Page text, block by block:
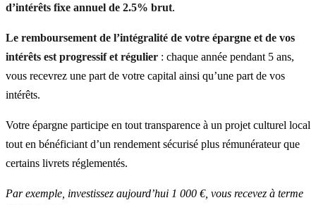
d’intérêts fixe annuel de 2.5% brut.
Le remboursement de l’intégralité de votre épargne et de vos
intérêts est progressif et régulier : chaque année pendant 5 ans,
vous recevrez une part de votre capital ainsi qu’une part de vos
intérêts.
Votre épargne participe en tout transparence à un projet culturel local
tout en bénéficiant d’un rendement sécurisé plus rémunérateur que
certains livrets réglementés.
Par exemple, investissez aujourd’hui 1 000 €, vous recevez à terme